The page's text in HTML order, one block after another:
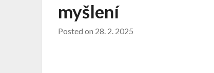
myšlení
Posted on 28. 2. 2025